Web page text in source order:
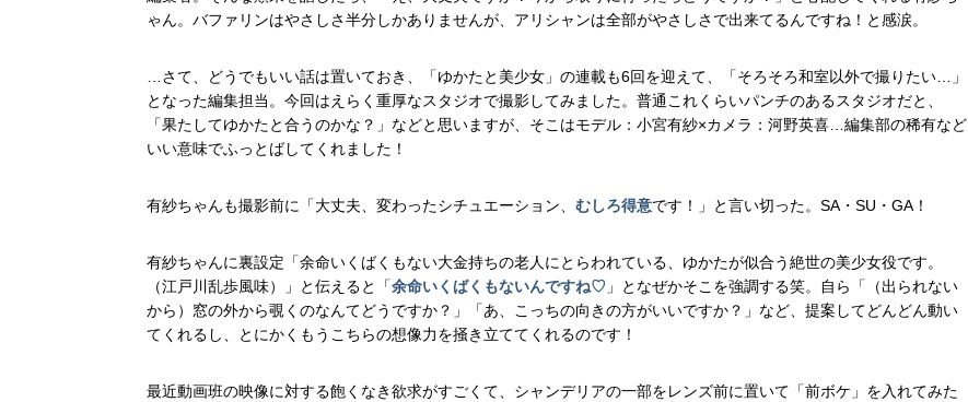
ゃん。バファリンはやさしさ半分しかありませんが、アリシャンは全部がやさしさで出来てるんですね！と感涙。
…さて、どうでもいい話は置いておき、「ゆかたと美少女」の連載も6回を迎えて、「そろそろ和室以外で撮りたい…」
となった編集担当。今回はえらく重厚なスタジオで撮影してみました。普通これくらいパンチのあるスタジオだと、
「果たしてゆかたと合うのかな？」などと思いますが、そこはモデル：小宮有紗×カメラ：河野英喜…編集部の稀有など
いい意味でふっとばしてくれました！
有紗ちゃんも撮影前に「大丈夫、変わったシチュエーション、むしろ得意です！」と言い切った。SA・SU・GA！
有紗ちゃんに裏設定「余命いくばくもない大金持ちの老人にとらわれている、ゆかたが似合う絶世の美少女役です。
（江戸川乱歩風味）」と伝えると「余命いくばくもないんですね♡ 」となぜかそこを強調する笑。自ら「（出られない
から）窓の外から覗くのなんてどうですか？」「あ、こっちの向きの方がいいですか？」など、提案してどんどん動い
てくれるし、とにかくもうこちらの想像力を掻き立ててくれるのです！
最近動画班の映像に対する飽くなき欲求がすごくて、シャンデリアの一部をレンズ前に置いて「前ボケ」を入れてみた